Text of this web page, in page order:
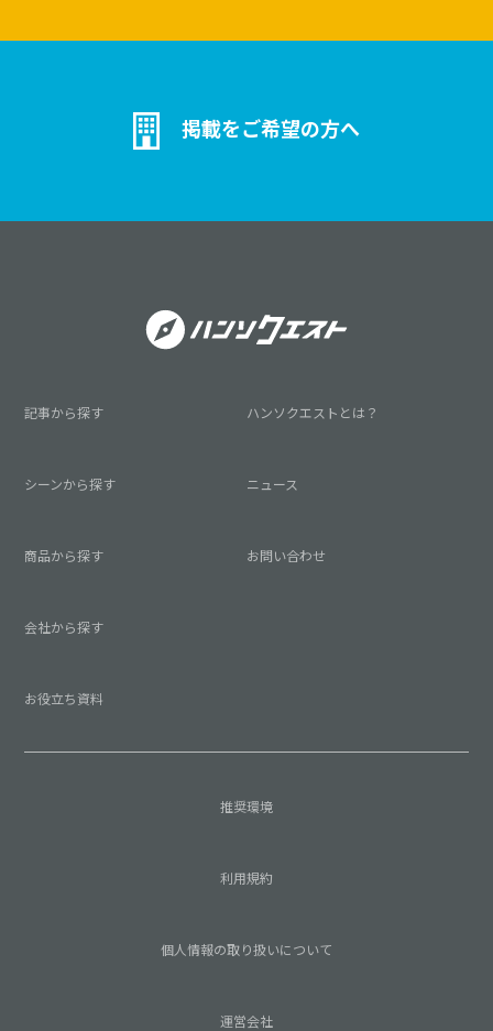
掲載をご希望の方へ
記事から探す
シーンから探す
商品から探す
会社から探す
お役立ち資料
ハンソクエストとは？
ニュース
お問い合わせ
推奨環境
利用規約
個人情報の取り扱いについて
運営会社